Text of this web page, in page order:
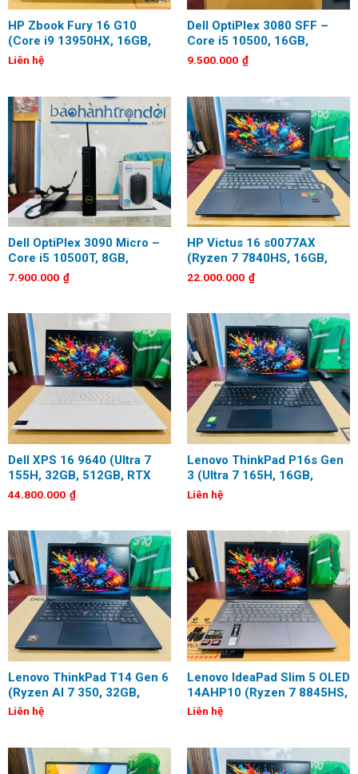
HP Zbook Fury 16 G10
(Core i9 13950HX, 16GB,
512GB, RTX 3500 ADA
12GB, 16 inch WUXGA)
Liên hệ
Dell OptiPlex 3080 SFF –
Core i5 10500, 16GB,
256GB, Keyboard, Mouse,
Mousepad
9.500.000 ₫
Dell OptiPlex 3090 Micro –
Core i5 10500T, 8GB,
256GB, Wifi, BT, Keyboard,
7.900.000 ₫
HP Victus 16 s0077AX
(Ryzen 7 7840HS, 16GB,
512GB, RTX 3050 6GB, 16.1
inch, FHD, 144Hz)
22.000.000 ₫
Dell XPS 16 9640 (Ultra 7
155H, 32GB, 512GB, RTX
4060 8GB, 16.3 inch, 4K
OLED, Touch)
44.800.000 ₫
Lenovo ThinkPad P16s Gen
3 (Ultra 7 165H, 16GB,
512GB, 16 inch, WUXGA)
Liên hệ
Lenovo ThinkPad T14 Gen 6
(Ryzen AI 7 350, 32GB,
512GB, 14 inch, WUXGA)
Liên hệ
Lenovo IdeaPad Slim 5 OLED
14AHP10 (Ryzen 7 8845HS,
32GB, 512GB, 14 inch,
Liên hệ